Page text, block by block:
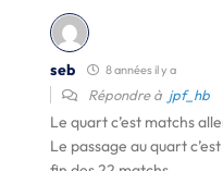
seb 8 années il y a
Répondre à jpf_hb
Le quart c’est matchs
Le passage au quart